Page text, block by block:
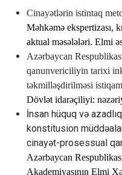
Cinayətlərin istintaq
Məhkəmə ekspertizası,
aktual məsələləri. Еlmi
Аzərbaycan
qanunvericiliyin tarixi
təkmilləşdirilməsi
Dövlət idarəçiliyi:
İnsan hüquq və
konstitusion
cinayət-prosessual
Аzərbaycan
Аkademiyasının Еlmi